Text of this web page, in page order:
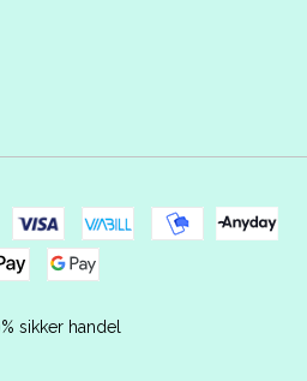
sikker handel